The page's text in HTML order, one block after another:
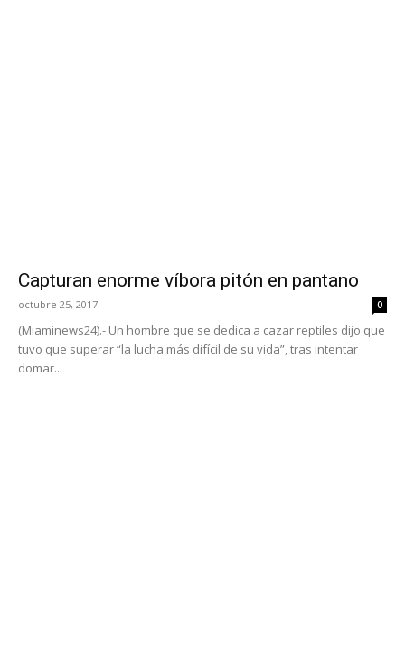
Capturan enorme víbora pitón en pantano
octubre 25, 2017 0
(Miaminews24).- Un hombre que se dedica a cazar reptiles dijo que
tuvo que superar “la lucha más difícil de su vida”, tras intentar
domar...